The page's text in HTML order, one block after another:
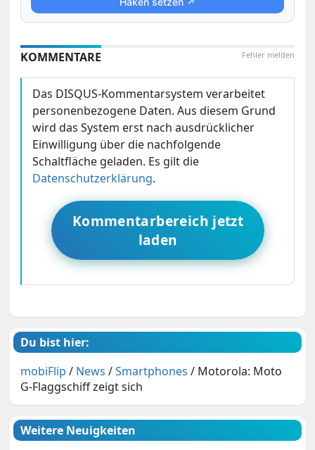
Fehler melden
KOMMENTARE
Das DISQUS-Kommentarsystem verarbeitet
personenbezogene Daten. Aus diesem Grund
wird das System erst nach ausdrücklicher
Einwilligung über die nachfolgende
Schaltfläche geladen. Es gilt die
Datenschutzerklärung.
Kommentarbereich jetzt
laden
Du bist hier:
mobiFlip / News /Smartphones / Motorola: Moto
G-Flaggschiff zeigt sich
Weitere Neuigkeiten